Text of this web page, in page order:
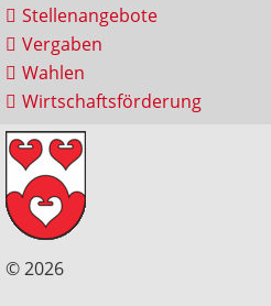
Stellenangebote
Vergaben
Wahlen
Wirtschaftsförderung
© 2026